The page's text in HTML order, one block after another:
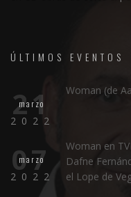
ÚLTIMOS EVENTOS
21
marzo
2022
Woman (de
07
marzo
2022
Woman en
Dafne
el Lope de